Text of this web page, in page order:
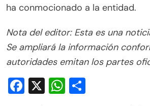
ha conmocionado a la entidad.
Nota del editor: Esta es una
Se ampliará la información
autoridades emitan los partes
Facebook
X WhatsApp